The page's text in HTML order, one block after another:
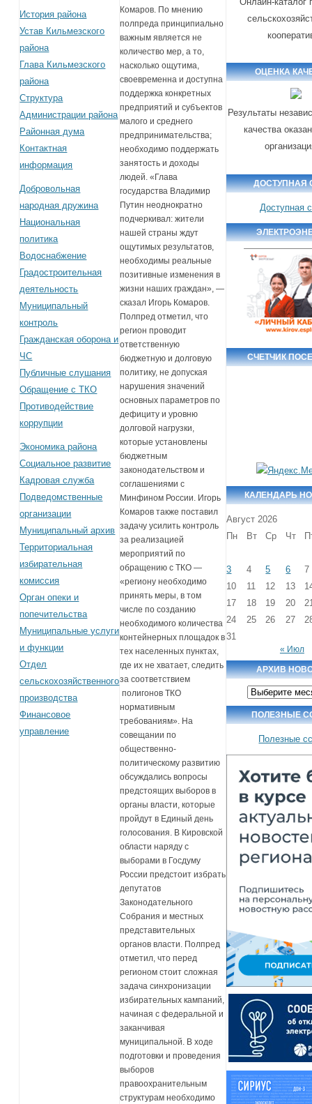
История района
Устав Кильмезского
района
Глава Кильмезского
района
Структура
Администрации района
Районная дума
Контактная
информация
Добровольная
народная дружина
Национальная
политика
Водоснабжение
Градостроительная
деятельность
Муниципальный
контроль
Гражданская оборона и
ЧС
Публичные слушания
Обращение с ТКО
Противодействие
коррупции
Экономика района
Социальное развитие
Кадровая служба
Подведомственные
организации
Муниципальный архив
Территориальная
избирательная
комиссия
Орган опеки и
попечительства
Муниципальные услуги
и функции
Отдел
сельскохозяйственного
производства
Финансовое
управление
Комаров. По мнению
полпреда принципиально
важным является не
количество мер, а то,
насколько ощутима,
своевременна и доступна
поддержка конкретных
предприятий и субъектов
малого и среднего
предпринимательства;
необходимо поддержать
занятость и доходы
людей. «Глава
государства Владимир
Путин неоднократно
подчеркивал: жители
нашей страны ждут
ощутимых результатов,
необходимы реальные
позитивные изменения в
жизни наших граждан», —
сказал Игорь Комаров.
Полпред отметил, что
регион проводит
ответственную
бюджетную и долговую
политику, не допуская
нарушения значений
основных параметров по
дефициту и уровню
долговой нагрузки,
которые установлены
бюджетным
законодательством и
соглашениями с
Минфином России. Игорь
Комаров также поставил
задачу усилить контроль
за реализацией
мероприятий по
обращению с ТКО —
«региону необходимо
принять меры, в том
числе по созданию
необходимого количества
контейнерных площадок в
тех населенных пунктах,
где их не хватает, следить
за соответствием
полигонов ТКО
нормативным
требованиям». На
совещании по
общественно-
политическому развитию
обсуждались вопросы
предстоящих выборов в
органы власти, которые
пройдут в Единый день
голосования. В Кировской
области наряду с
выборами в Госдуму
России предстоит избрать
депутатов
Законодательного
Собрания и местных
представительных
органов власти. Полпред
отметил, что перед
регионом стоит сложная
задача синхронизации
избирательных кампаний,
начиная с федеральной и
заканчивая
муниципальной. В ходе
подготовки и проведения
выборов
правоохранительным
структурам необходимо
ОЦЕНКА
Результаты
качества
ДОСТУПНАЯ
Доступная
СЧЕТЧИК
КАЛЕНДАРЬ
Август 2026
Пн
Вт Ср Чт
3 4 5 6
7
10
11 12 13
17
18 19 20
24
25 26 27
31
« Июл
АРХИВ
Архив
новостей
ПОЛЕЗНЫЕ
Полезные